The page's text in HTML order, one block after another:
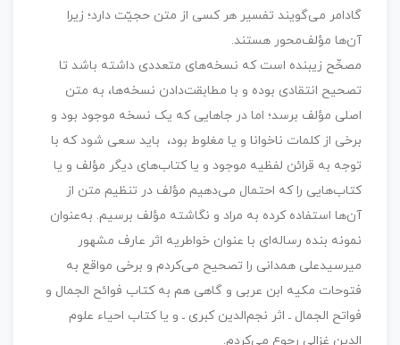
گادامر می‌گویند تفسیر هر کسی از متن حجیّت دارد؛ زیرا
آن‌ها مؤلف‌محور هستند.
مصحِّح زیبنده است که نسخه‌های متعددی داشته باشد تا
تصحیح انتقادی بوده و با مطابقت‌دادن نسخه‌ها، به متن
اصلی مؤلف برسد؛ اما در جاهایی که یک نسخه موجود بود و
برخی از کلمات ناخوانا و یا مغلوط بود، باید سعی شود که با
توجه به قرائن لفظیه موجود و یا کتاب‌های دیگر مؤلف و یا
کتاب‌هایی را که احتمال می‌دهیم مؤلف در تنظیم متن از
آن‌ها استفاده کرده به مراد و نگاشته مؤلف برسیم. به‌عنوان
نمونه بنده رساله‌ای با عنوان خواطریه اثر عارف مشهور
میرسیدعلی همدانی را تصحیح می‌کردم و برخی مواقع به
فتوحات مکیه ابن عربی و گاهی هم به کتاب فوائح الجمال و
فواتح الجمال ـ اثر نجم‌الدین کبری ـ و یا کتاب احیاء علوم
الدین غزالی رجوع می‌کردم.